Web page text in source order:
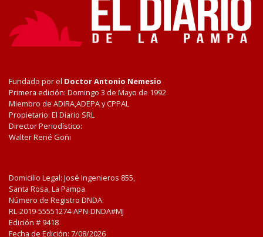
Fundado por el Doctor Antonio Nemesio
Primera edición: Domingo 3 de Mayo de 1992
Miembro de ADIRA,ADEPA y CPPAL
Propietario: El Diario SRL
Director Periodístico:
Walter René Goñi
Domicilio Legal: José Ingenieros 855,
Santa Rosa, La Pampa.
Número de Registro DNDA:
RL-2019-55551274-APN-DNDA#MJ
Edición # 9418
Fecha de Edición: 7/08/2026